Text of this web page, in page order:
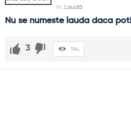
In: Laudă
Nu se numeste lauda daca
3 194